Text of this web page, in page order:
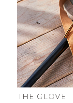
THE GLOVE